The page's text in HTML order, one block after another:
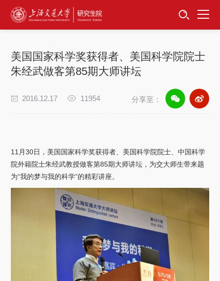
首页
招生工作
专项工作
美国国家科学奖获得者、美国科学院院士
朱经武做客第85期大师讲坛
2016.12.17 11954 分享至：
11 月30日，美国国家科学奖获得者、美国科学院院士、中国科学
院外籍院士朱经武教授做客第85期大师讲坛，为交大师生带来题
为“我的梦与我的科学”的精彩讲座。